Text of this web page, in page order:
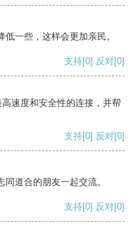
一些，这样会更加亲民。
支持[0] 反对[0]
速度和安全性的连接，并帮
支持[0] 反对[0]
道合的朋友一起交流。
支持[0] 反对[0]